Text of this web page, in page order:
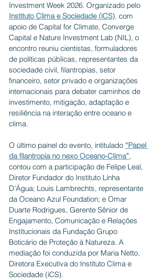
Investment Week 2026. Organizado pelo
Instituto Clima e Sociedade (iCS), com
apoio de Capital for Climate, Converge
Capital e Nature Investment Lab (NIL), o
encontro reuniu cientistas, formuladores
de políticas públicas, representantes da
sociedade civil, filantropias, setor
financeiro, setor privado e organizações
internacionais para debater caminhos de
investimento, mitigação, adaptação e
resiliência na interação entre oceano e
clima.
O último painel do evento, intitulado “Papel
da filantropia no nexo Oceano-Clima”,
contou com a participação de Felipe Leal,
Diretor Fundador do Instituto Linha
D’Água; Louis Lambrechts, representante
da Oceano Azul Foundation; e Omar
Duarte Rodrigues, Gerente Sênior de
Engajamento, Comunicação e Relações
Institucionais da Fundação Grupo
Boticário de Proteção à Natureza. A
mediação foi conduzida por Maria Netto,
Diretora Executiva do Instituto Clima e
Sociedade (iCS).